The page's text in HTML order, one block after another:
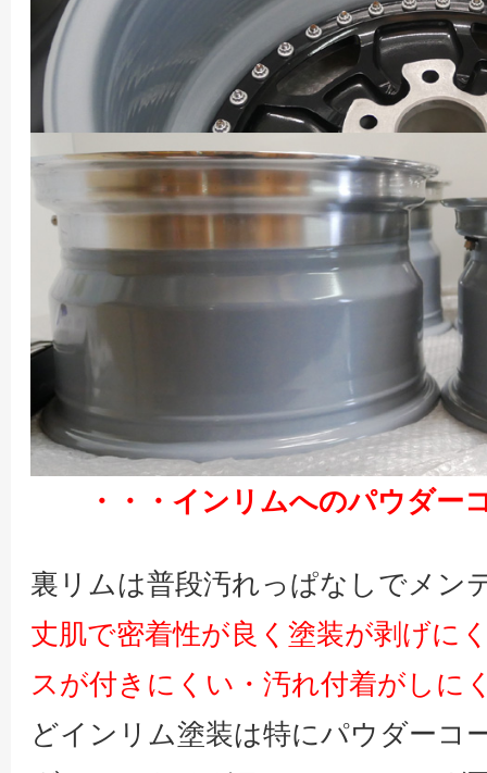
・・・インリムへのパウダー
裏リムは普段汚れっぱなしでメン
丈肌で密着性が良く塗装が剥げに
スが付きにくい・汚れ付着がしに
どインリム塗装は特にパウダーコ